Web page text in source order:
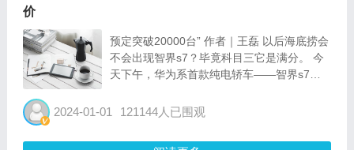
价
预定突破20000台” 作者｜王磊 以后海底捞会
不会出现智界s7？毕竟科目三它是满分。 今
天下午，华为系首款纯电轿车——智界s7正
无人代客泊车，自己开到舞台上来了。 超电
2024-01-01 121144人已围观